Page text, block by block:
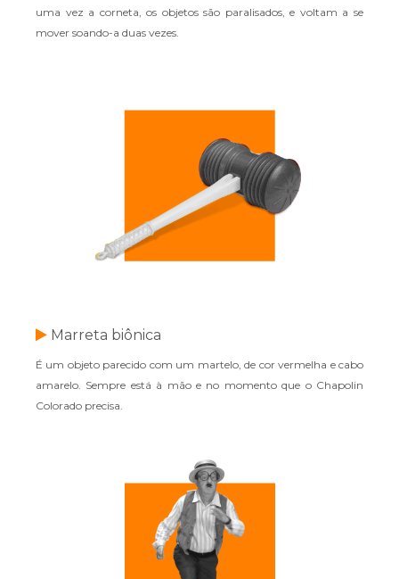
uma vez a corneta, os objetos são paralisados, e voltam a se
mover soando-a duas vezes.
Marreta biônica
É um objeto parecido com um martelo, de cor vermelha e cabo
amarelo. Sempre está à mão e no momento que o Chapolin
Colorado precisa.